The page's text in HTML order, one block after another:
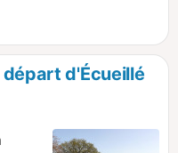
d'Écueillé